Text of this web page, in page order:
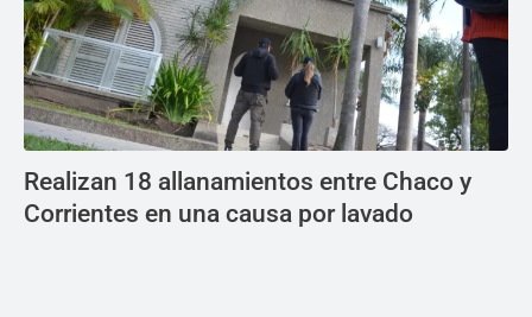
Realizan 18 allanamientos entre Chaco y
Corrientes en una causa por lavado